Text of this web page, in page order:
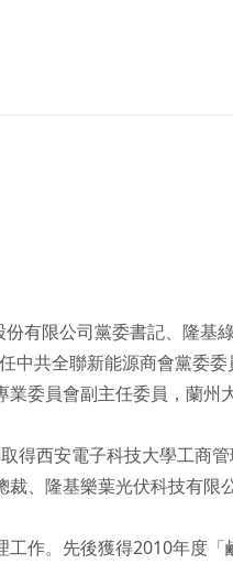
有限公司黨委書記、隆基
中共全聯新能源商會黨委
委員會副主任委員，蘭州
得西安電子科技大學工商
、隆基樂葉光伏科技有限
作。先後獲得2010年度「